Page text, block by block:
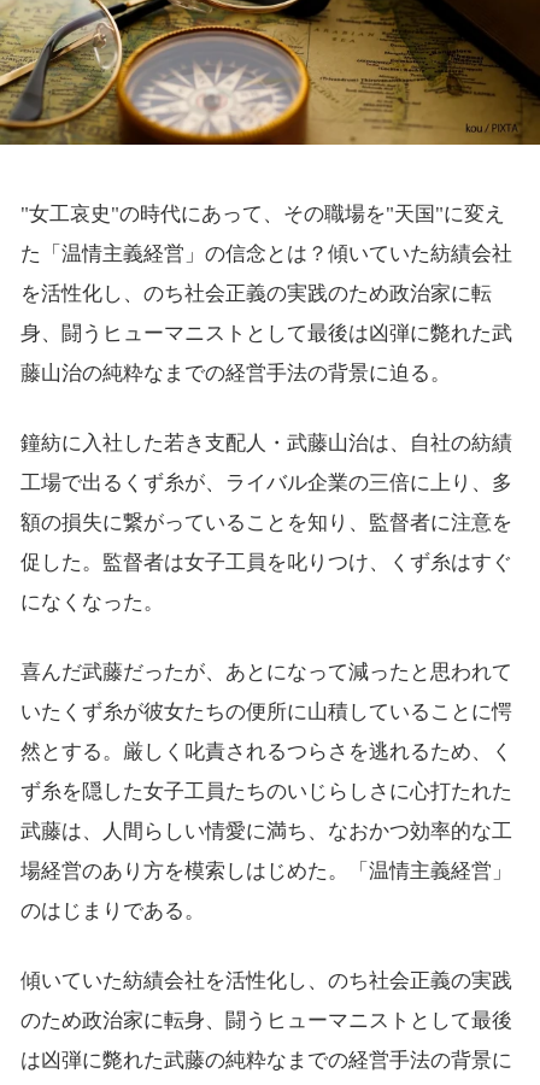
"女工哀史"の時代にあって、その職場を"天国"に変え
た「温情主義経営」の信念とは？傾いていた紡績会社
を活性化し、のち社会正義の実践のため政治家に転
身、闘うヒューマニストとして最後は凶弾に斃れた武
藤山治の純粋なまでの経営手法の背景に迫る。
鐘紡に入社した若き支配人・武藤山治は、自社の紡績
工場で出るくず糸が、ライバル企業の三倍に上り、多
額の損失に繋がっていることを知り、監督者に注意を
促した。監督者は女子工員を叱りつけ、くず糸はすぐ
になくなった。
喜んだ武藤だったが、あとになって減ったと思われて
いたくず糸が彼女たちの便所に山積していることに愕
然とする。厳しく叱責されるつらさを逃れるため、く
ず糸を隠した女子工員たちのいじらしさに心打たれた
武藤は、人間らしい情愛に満ち、なおかつ効率的な工
場経営のあり方を模索しはじめた。「温情主義経営」
のはじまりである。
傾いていた紡績会社を活性化し、のち社会正義の実践
のため政治家に転身、闘うヒューマニストとして最後
は凶弾に斃れた武藤の純粋なまでの経営手法の背景に